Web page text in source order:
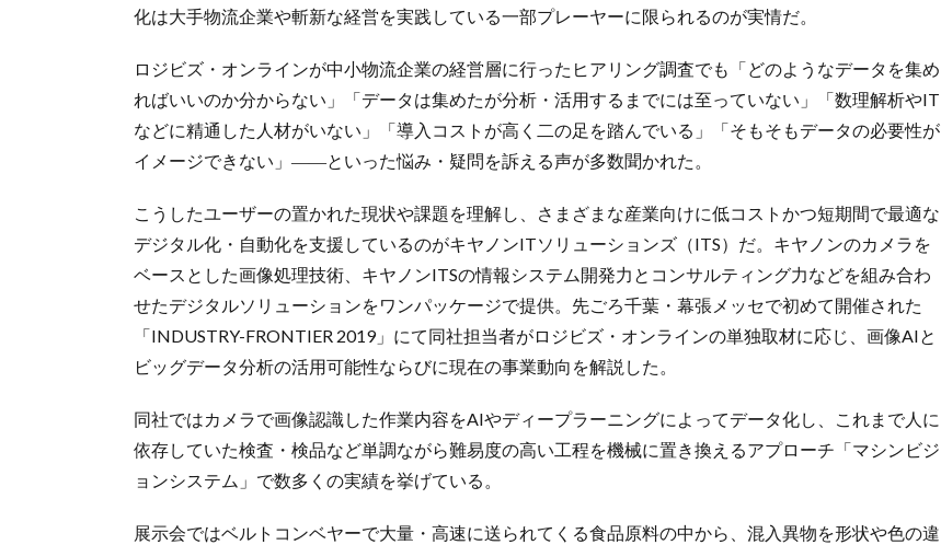
化は大手物流企業や斬新な経営を実践している一部プレーヤーに限られるのが実情だ。
ロジビズ・オンラインが中小物流企業の経営層に行ったヒアリング調査でも「どのようなデータを集め
ればいいのか分からない」「データは集めたが分析・活用するまでには至っていない」「数理解析やIT
などに精通した人材がいない」「導入コストが高く二の足を踏んでいる」「そもそもデータの必要性が
イメージできない」――といった悩み・疑問を訴える声が多数聞かれた。
こうしたユーザーの置かれた現状や課題を理解し、さまざまな産業向けに低コストかつ短期間で最適な
デジタル化・自動化を支援しているのがキヤノンITソリューションズ（ITS）だ。キヤノンのカメラを
ベースとした画像処理技術、キヤノンITSの情報システム開発力とコンサルティング力などを組み合わ
せたデジタルソリューションをワンパッケージで提供。先ごろ千葉・幕張メッセで初めて開催された
「INDUSTRY-FRONTIER 2019」にて同社担当者がロジビズ・オンラインの単独取材に応じ、画像AIと
ビッグデータ分析の活用可能性ならびに現在の事業動向を解説した。
同社ではカメラで画像認識した作業内容をAIやディープラーニングによってデータ化し、これまで人に
依存していた検査・検品など単調ながら難易度の高い工程を機械に置き換えるアプローチ「マシンビジ
ョンシステム」で数多くの実績を挙げている。
展示会ではベルトコンベヤーで大量・高速に送られてくる食品原料の中から、混入異物を形状や色の違